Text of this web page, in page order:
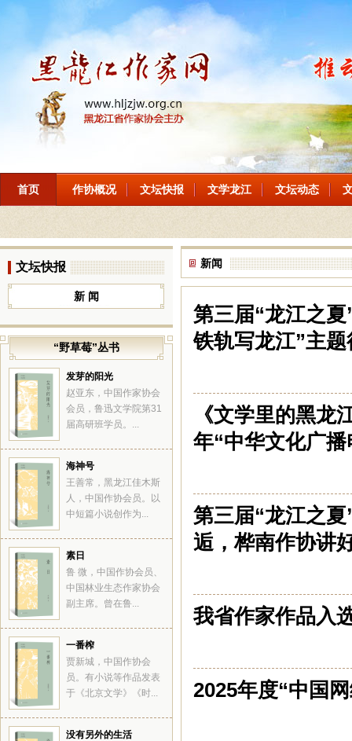
首页 作协概况 文坛快报 文学龙江 文坛动态
文坛快报
新 闻
“野草莓”丛书
发芽的阳光
赵亚东，中国作家协会
会员，鲁迅文学院第31
届高研班学员。...
海神号
王善常，黑龙江佳木斯
人，中国作协会员。以
中短篇小说创作为...
素日
鲁 微，中国作协会员、
中国林业生态作家协会
副主席。曾在鲁...
一番榨
贾新城，中国作协会
员。有小说等作品发表
于《北京文学》《时...
没有另外的生活
新闻
第三届“龙江之
铁轨写龙江”主
《文学里的黑龙
年“中华文化广
第三届“龙江之
逅，桦南作协讲
我省作家作品入
2025年度“中国